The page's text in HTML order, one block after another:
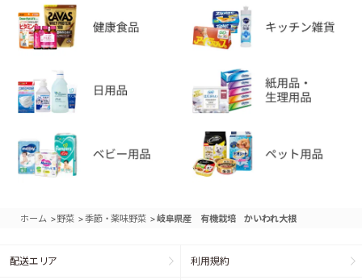
ホーム >野菜 >季節・薬味野菜 >岐阜県産 有機栽培 かいわれ大根
配送エリア 利用規約